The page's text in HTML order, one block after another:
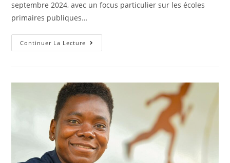
septembre 2024, avec un focus particulier sur les écoles
primaires publiques…
Continuer La Lecture